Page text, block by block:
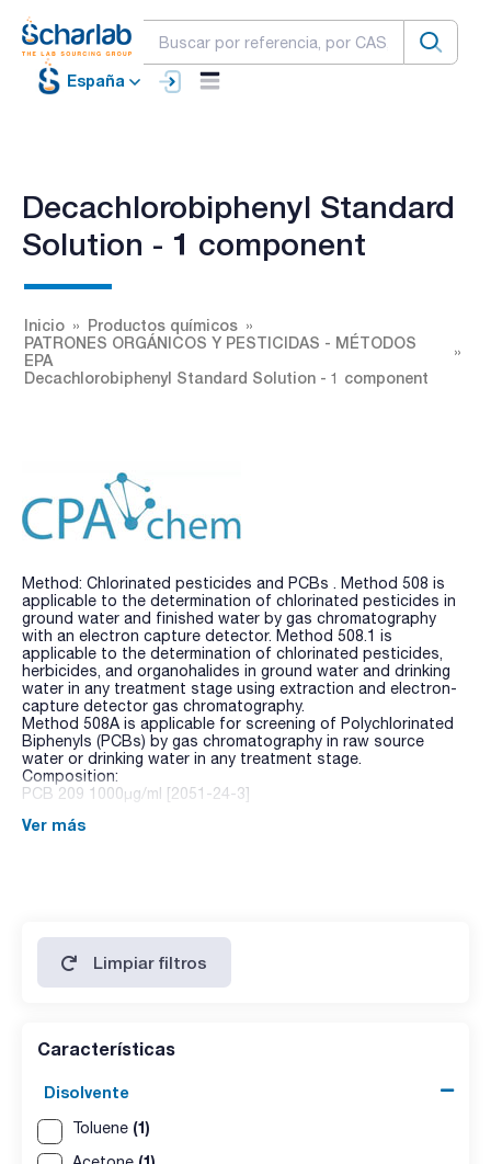
España
Decachlorobiphenyl Standard
Solution - 1 component
Inicio
Productos químicos
PATRONES ORGÁNICOS Y PESTICIDAS - MÉTODOS
EPA
Decachlorobiphenyl Standard Solution - 1 component
Method: Chlorinated pesticides and PCBs . Method 508 is
applicable to the determination of chlorinated pesticides in
ground water and finished water by gas chromatography
with an electron capture detector. Method 508.1 is
applicable to the determination of chlorinated pesticides,
herbicides, and organohalides in ground water and drinking
water in any treatment stage using extraction and electron-
capture detector gas chromatography.
Method 508A is applicable for screening of Polychlorinated
Biphenyls (PCBs) by gas chromatography in raw source
water or drinking water in any treatment stage.
Composition:
PCB 209 1000µg/ml [2051-24-3]
Ver más
Limpiar filtros
Características
Disolvente
Toluene (1)